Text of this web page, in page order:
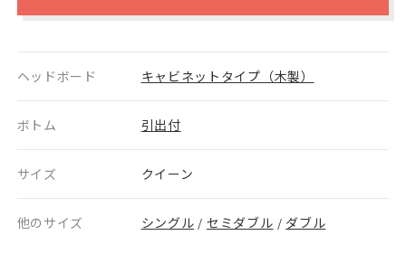
ヘッドボード キャビネットタイプ（木製）
ボトム 引出付
サイズ クイーン
他のサイズ シングル / セミダブル / ダブル